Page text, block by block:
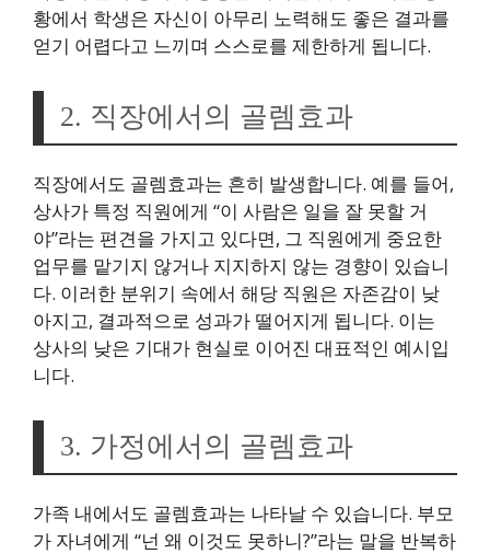
황에서 학생은 자신이 아무리 노력해도 좋은 결과를
얻기 어렵다고 느끼며 스스로를 제한하게 됩니다.
2. 직장에서의 골렘효과
직장에서도 골렘효과는 흔히 발생합니다. 예를 들어,
상사가 특정 직원에게 “이 사람은 일을 잘 못할 거
야”라는 편견을 가지고 있다면, 그 직원에게 중요한
업무를 맡기지 않거나 지지하지 않는 경향이 있습니
다. 이러한 분위기 속에서 해당 직원은 자존감이 낮
아지고, 결과적으로 성과가 떨어지게 됩니다. 이는
상사의 낮은 기대가 현실로 이어진 대표적인 예시입
니다.
3. 가정에서의 골렘효과
가족 내에서도 골렘효과는 나타날 수 있습니다. 부모
가 자녀에게 “넌 왜 이것도 못하니?”라는 말을 반복하